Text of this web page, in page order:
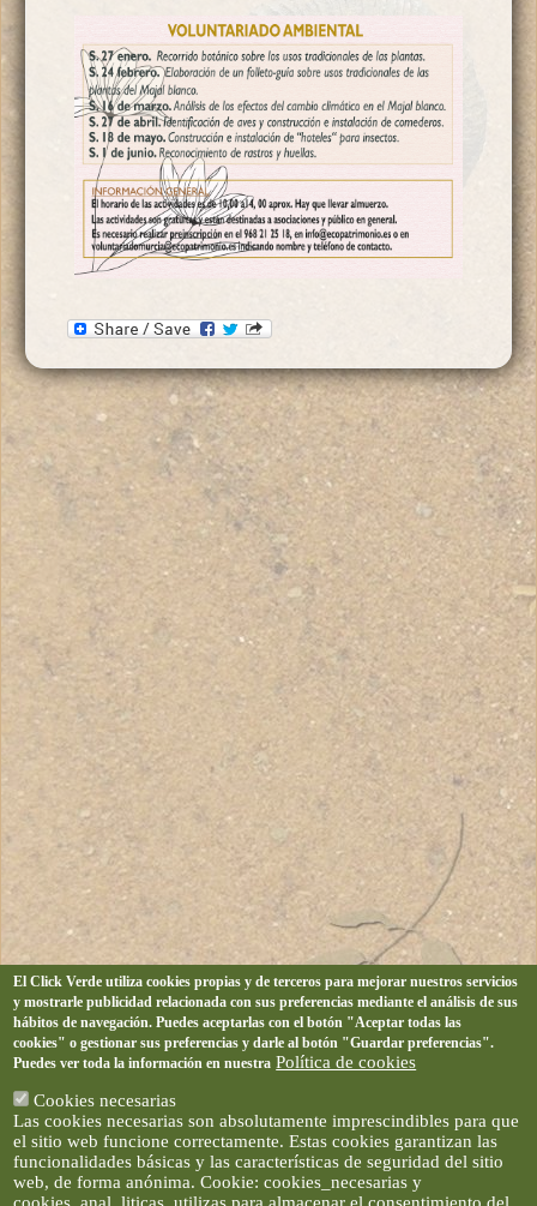
El Click Verde utiliza cookies propias y de terceros para mejorar nuestros servicios
y mostrarle publicidad relacionada con sus preferencias mediante el análisis de sus
hábitos de navegación. Puedes aceptarlas con el botón "Aceptar todas las
cookies" o gestionar sus preferencias y darle al botón "Guardar preferencias".
Puedes ver toda la información en nuestra Política de cookies
Cookies necesarias
Las cookies necesarias son absolutamente imprescindibles para que
el sitio web funcione correctamente. Estas cookies garantizan las
funcionalidades básicas y las características de seguridad del sitio
web, de forma anónima. Cookie: cookies_necesarias y